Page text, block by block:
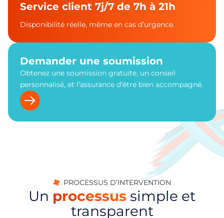
Service client 7j/7 de 7h à 21h
Disponibilité réelle, même en cas d’urgence.
Demander une soumission
Obtenez une soumission gratuite, un conseil
personnalisé, et l’assurance d’être bien accompagné.
PROCESSUS D’INTERVENTION
Un processus simple et
transparent